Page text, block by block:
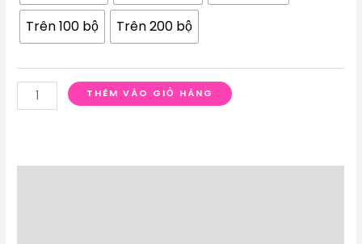
Trên 100 bộ Trên 200 bộ
THÊM VÀO GIỎ HÀNG